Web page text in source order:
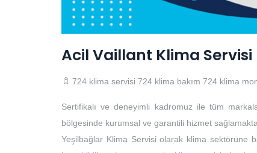
Acil Vaillant Klima
724 klima servisi 724 klima bakım 724 klima
Sertifikalı ve deneyimli kadromuz ile tüm
bölgesinde kurumsal ve garantili hizmet
Yeşilbağlar Klima Servisi olarak klima sektörüne